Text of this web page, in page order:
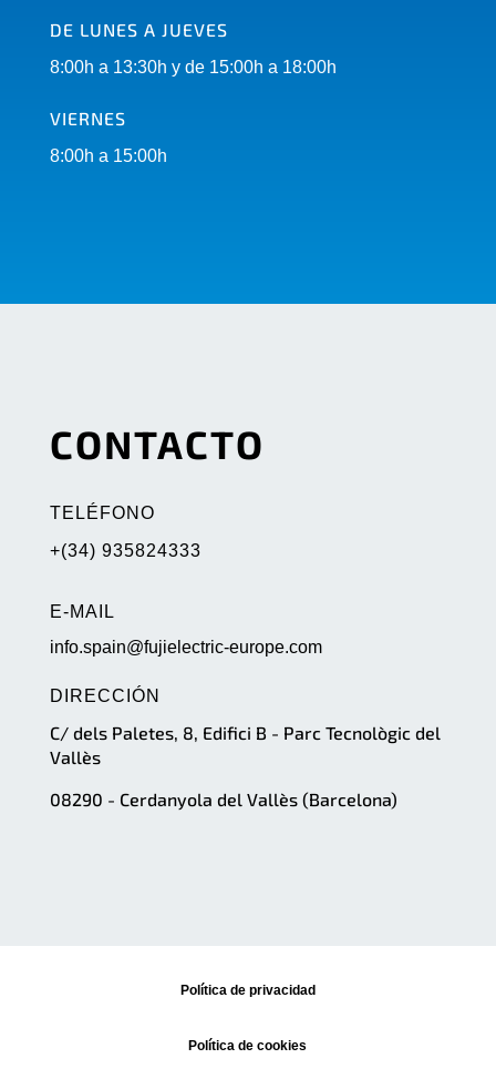
DE LUNES A JUEVES
8:00h a 13:30h y de 15:00h a 18:00h
VIERNES
8:00h a 15:00h
CONTACTO
TELÉFONO
+(34) 935824333
E-MAIL
info.spain@fujielectric-europe.com
DIRECCIÓN
C/ dels Paletes, 8, Edifici B - Parc Tecnològic del
Vallès
08290 - Cerdanyola del Vallès (Barcelona)
Política de privacidad
Política de cookies